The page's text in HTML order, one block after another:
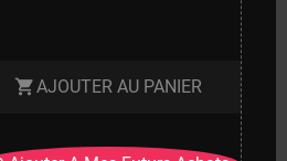
shopping_cartAJOUTER AU PANIER